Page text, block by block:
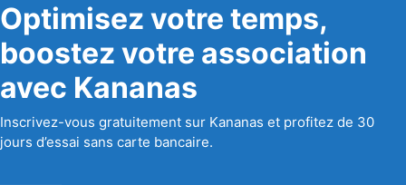
Optimisez votre temps,
boostez votre association
avec Kananas
Inscrivez-vous gratuitement sur Kananas et profitez de 30
jours d’essai sans carte bancaire.